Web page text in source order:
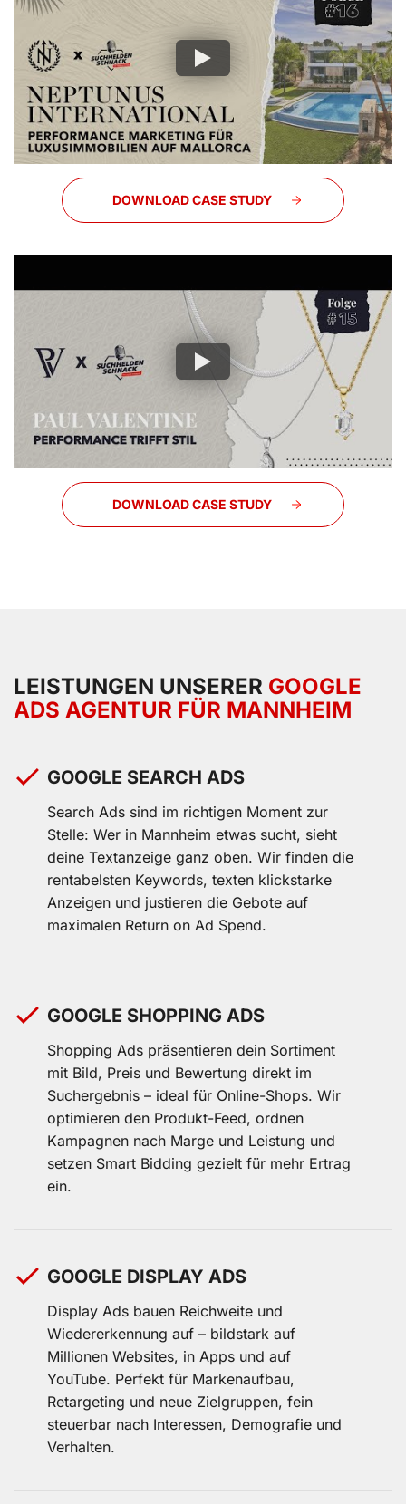
DOWNLOAD CASE STUDY
DOWNLOAD CASE STUDY
LEISTUNGEN UNSERER GOOGLE
ADS AGENTUR FÜR MANNHEIM
GOOGLE SEARCH ADS
Search Ads sind im richtigen Moment zur
Stelle: Wer in Mannheim etwas sucht, sieht
deine Textanzeige ganz oben. Wir finden die
rentabelsten Keywords, texten klickstarke
Anzeigen und justieren die Gebote auf
maximalen Return on Ad Spend.
GOOGLE SHOPPING ADS
Shopping Ads präsentieren dein Sortiment
mit Bild, Preis und Bewertung direkt im
Suchergebnis – ideal für Online-Shops. Wir
optimieren den Produkt-Feed, ordnen
Kampagnen nach Marge und Leistung und
setzen Smart Bidding gezielt für mehr Ertrag
ein.
GOOGLE DISPLAY ADS
Display Ads bauen Reichweite und
Wiedererkennung auf – bildstark auf
Millionen Websites, in Apps und auf
YouTube. Perfekt für Markenaufbau,
Retargeting und neue Zielgruppen, fein
steuerbar nach Interessen, Demografie und
Verhalten.